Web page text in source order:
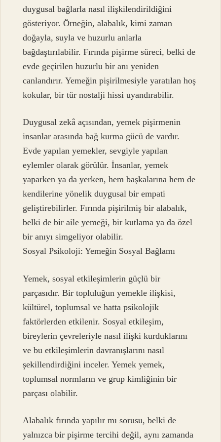
duygusal bağlarla nasıl ilişkilendirildiğini
gösteriyor. Örneğin, alabalık, kimi zaman
doğayla, suyla ve huzurlu anlarla
bağdaştırılabilir. Fırında pişirme süreci, belki de
evde geçirilen huzurlu bir anı yeniden
canlandırır. Yemeğin pişirilmesiyle yaratılan hoş
kokular, bir tür nostalji hissi uyandırabilir.
Duygusal zekâ açısından, yemek pişirmenin
insanlar arasında bağ kurma gücü de vardır.
Evde yapılan yemekler, sevgiyle yapılan
eylemler olarak görülür. İnsanlar, yemek
yaparken ya da yerken, hem başkalarına hem de
kendilerine yönelik duygusal bir empati
geliştirebilirler. Fırında pişirilmiş bir alabalık,
belki de bir aile yemeği, bir kutlama ya da özel
bir anıyı simgeliyor olabilir.
Sosyal Psikoloji: Yemeğin Sosyal Bağlamı
Yemek, sosyal etkileşimlerin güçlü bir
parçasıdır. Bir topluluğun yemekle ilişkisi,
kültürel, toplumsal ve hatta psikolojik
faktörlerden etkilenir. Sosyal etkileşim,
bireylerin çevreleriyle nasıl ilişki kurduklarını
ve bu etkileşimlerin davranışlarını nasıl
şekillendirdiğini inceler. Yemek yemek,
toplumsal normların ve grup kimliğinin bir
parçası olabilir.
Alabalık fırında yapılır mı sorusu, belki de
yalnızca bir pişirme tercihi değil, aynı zamanda